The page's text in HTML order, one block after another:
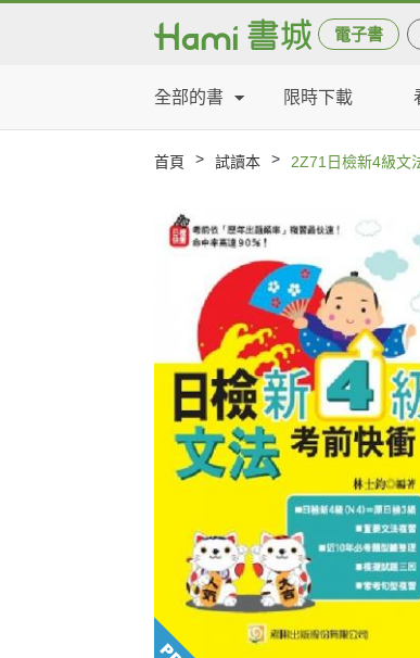
電子書
全部的書 限時下載
首頁 > 試讀本 > 2Z71日檢新4級文